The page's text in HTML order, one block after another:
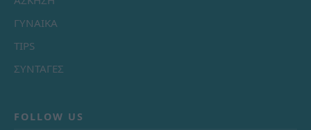
ΓΥΝΑΙΚΑ
TIPS
ΣΥΝΤΑΓΕΣ
FOLLOW US